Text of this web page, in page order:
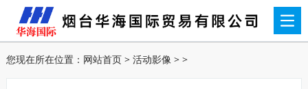
您现在所在位置： 网站首页> 活动影像> >